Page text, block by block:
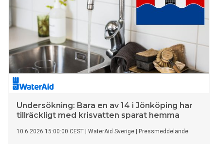
Undersökning: Bara en av 14 i Jönköping har
tillräckligt med krisvatten sparat hemma
10.6.2026 15:00:00 CEST WaterAid Sverige Pressmeddelande